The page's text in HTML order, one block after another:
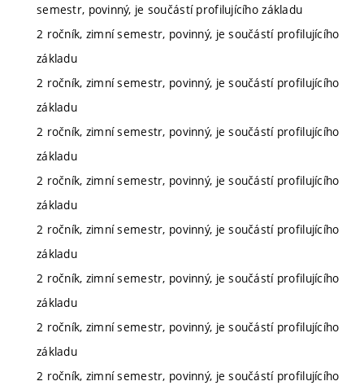
semestr, povinný, je součástí profilujícího základu
2 ročník, zimní semestr, povinný, je součástí profilujícího
základu
2 ročník, zimní semestr, povinný, je součástí profilujícího
základu
2 ročník, zimní semestr, povinný, je součástí profilujícího
základu
2 ročník, zimní semestr, povinný, je součástí profilujícího
základu
2 ročník, zimní semestr, povinný, je součástí profilujícího
základu
2 ročník, zimní semestr, povinný, je součástí profilujícího
základu
2 ročník, zimní semestr, povinný, je součástí profilujícího
základu
2 ročník, zimní semestr, povinný, je součástí profilujícího